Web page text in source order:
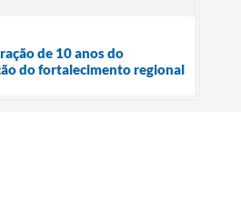
de 10 anos do
do fortalecimento regional